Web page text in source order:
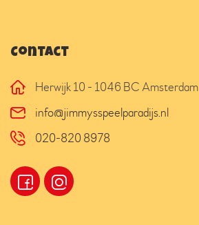
Contact
Herwijk 10 - 1046 BC Amsterdam
info@jimmysspeelparadijs.nl
020-820 8978